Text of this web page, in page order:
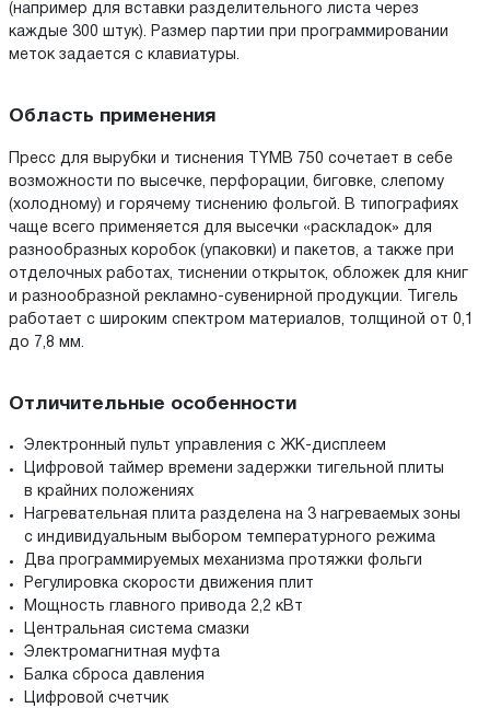
(например для вставки разделительного листа через
каждые 300 штук). Размер партии при программировании
меток задается с клавиатуры.
Область применения
Пресс для вырубки и тиснения TYMB 750 сочетает в себе
возможности по высечке, перфорации, биговке, слепому
(холодному) и горячему тиснению фольгой. В типографиях
чаще всего применяется для высечки «раскладок» для
разнообразных коробок (упаковки) и пакетов, а также при
отделочных работах, тиснении открыток, обложек для книг
и разнообразной рекламно-сувенирной продукции. Тигель
работает с широким спектром материалов, толщиной от 0,1
до 7,8 мм.
Отличительные особенности
Электронный пульт управления с ЖК-дисплеем
Цифровой таймер времени задержки тигельной плиты
в крайних положениях
Нагревательная плита разделена на 3 нагреваемых зоны
с индивидуальным выбором температурного режима
Два программируемых механизма протяжки фольги
Регулировка скорости движения плит
Мощность главного привода 2,2 кВт
Центральная система смазки
Электромагнитная муфта
Балка сброса давления
Цифровой счетчик